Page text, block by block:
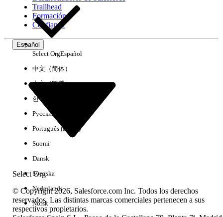
Experiencia
No hay resultados
Trailhead
Formación
Confianza
Español
Select Org
Select OrgEspañol
中文（简体）
中文（繁體）
한국어
Русский
Português (Brasil)
Suomi
Dansk
Svenska
Nederlands
Norsk
© Copyright 2026, Salesforce.com Inc. Todos los derechos
reservados. Las distintas marcas comerciales pertenecen a sus
respectivos propietarios.